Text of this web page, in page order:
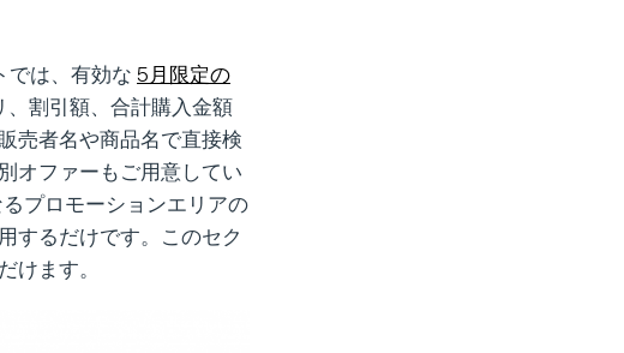
では、有効な 5月限定の
、割引額、合計購入金額
売者名や商品名で直接検
オファーもご用意してい
プロモーションエリアの
するだけです。このセク
けます。